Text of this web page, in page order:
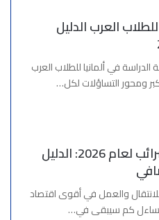
العرب الدليل
في ألمانيا للطلاب العرب
ومحور التساؤلات لكل…
الرواتب في ألمانيا بعد الضرائب لعام 2026: الدليل
والعمل في أقوى اقتصاد
كم سيبقى في…